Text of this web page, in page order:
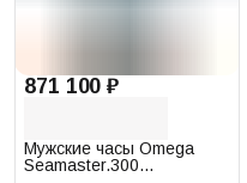
871 100 ₽
Мужские часы Omega
Seamaster.300